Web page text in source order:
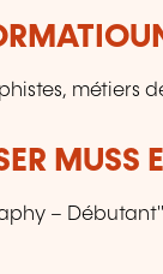
métiers
MUSS
–